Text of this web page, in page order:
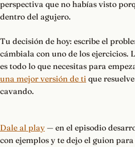
perspectiva que no habías visto
dentro del agujero.
Tu decisión de hoy: escribe el
cámbiala con uno de los ejercicios.
es todo lo que necesitas para
una mejor versión de ti que
cavando.
Dale al play — en el episodio
con ejemplos y te dejo el guion para